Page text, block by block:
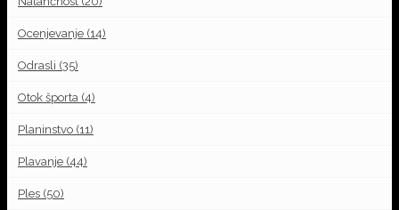
Ocenjevanje (14)
Odrasli (35)
Otok športa (4)
Planinstvo (11)
Plavanje (44)
Ples (50)